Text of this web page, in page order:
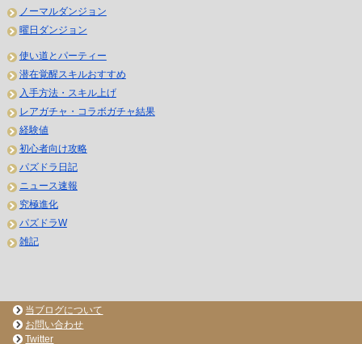
ノーマルダンジョン
曜日ダンジョン
使い道とパーティー
潜在覚醒スキルおすすめ
入手方法・スキル上げ
レアガチャ・コラボガチャ結果
経験値
初心者向け攻略
パズドラ日記
ニュース速報
究極進化
パズドラW
雑記
当ブログについて
お問い合わせ
Twitter